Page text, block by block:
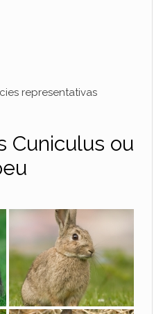
representativas
Cuniculus ou